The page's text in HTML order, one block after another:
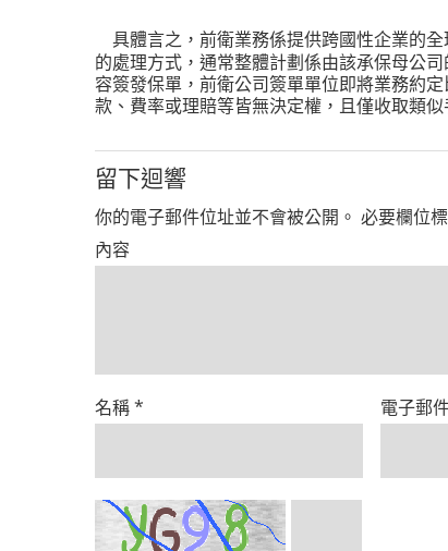
具體言之，前衛業務係提供跨國性企業的
的處理方式，通常整體計劃係由該承保母公
容簽發保單，前衛公司簽單單位即將業務約
款、費率或理賠等皆無決定權，且僅收取類
留下迴響
你的電子郵件位址並不會被公開。 必要欄位
內容
名稱* 電子郵